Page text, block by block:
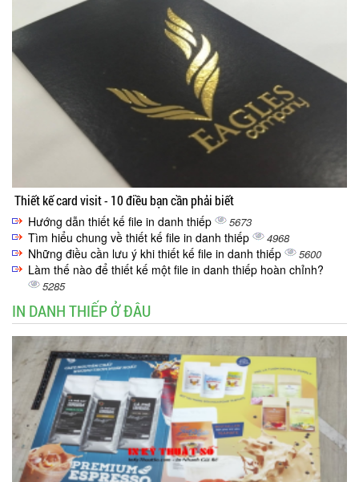
Thiết kế card visit - 10 điều bạn cần phải biết
Hướng dẫn thiết kế file in danh thiếp 5673
Tìm hiểu chung về thiết kế file in danh thiếp 4968
Những điều cần lưu ý khi thiết kế file in danh thiếp 5600
Làm thế nào để thiết kế một file in danh thiếp hoàn chỉnh?
5285
IN DANH THIẾP Ở ĐÂU